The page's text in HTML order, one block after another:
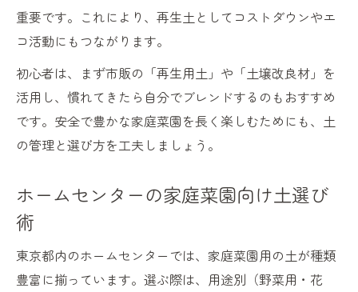
重要です。これにより、再生土としてコストダウンやエ
コ活動にもつながります。
初心者は、まず市販の「再生用土」や「土壌改良材」を
活用し、慣れてきたら自分でブレンドするのもおすすめ
です。安全で豊かな家庭菜園を長く楽しむためにも、土
の管理と選び方を工夫しましょう。
ホームセンターの家庭菜園向け土選び
術
東京都内のホームセンターでは、家庭菜園用の土が種類
豊富に揃っています。選ぶ際は、用途別（野菜用・花